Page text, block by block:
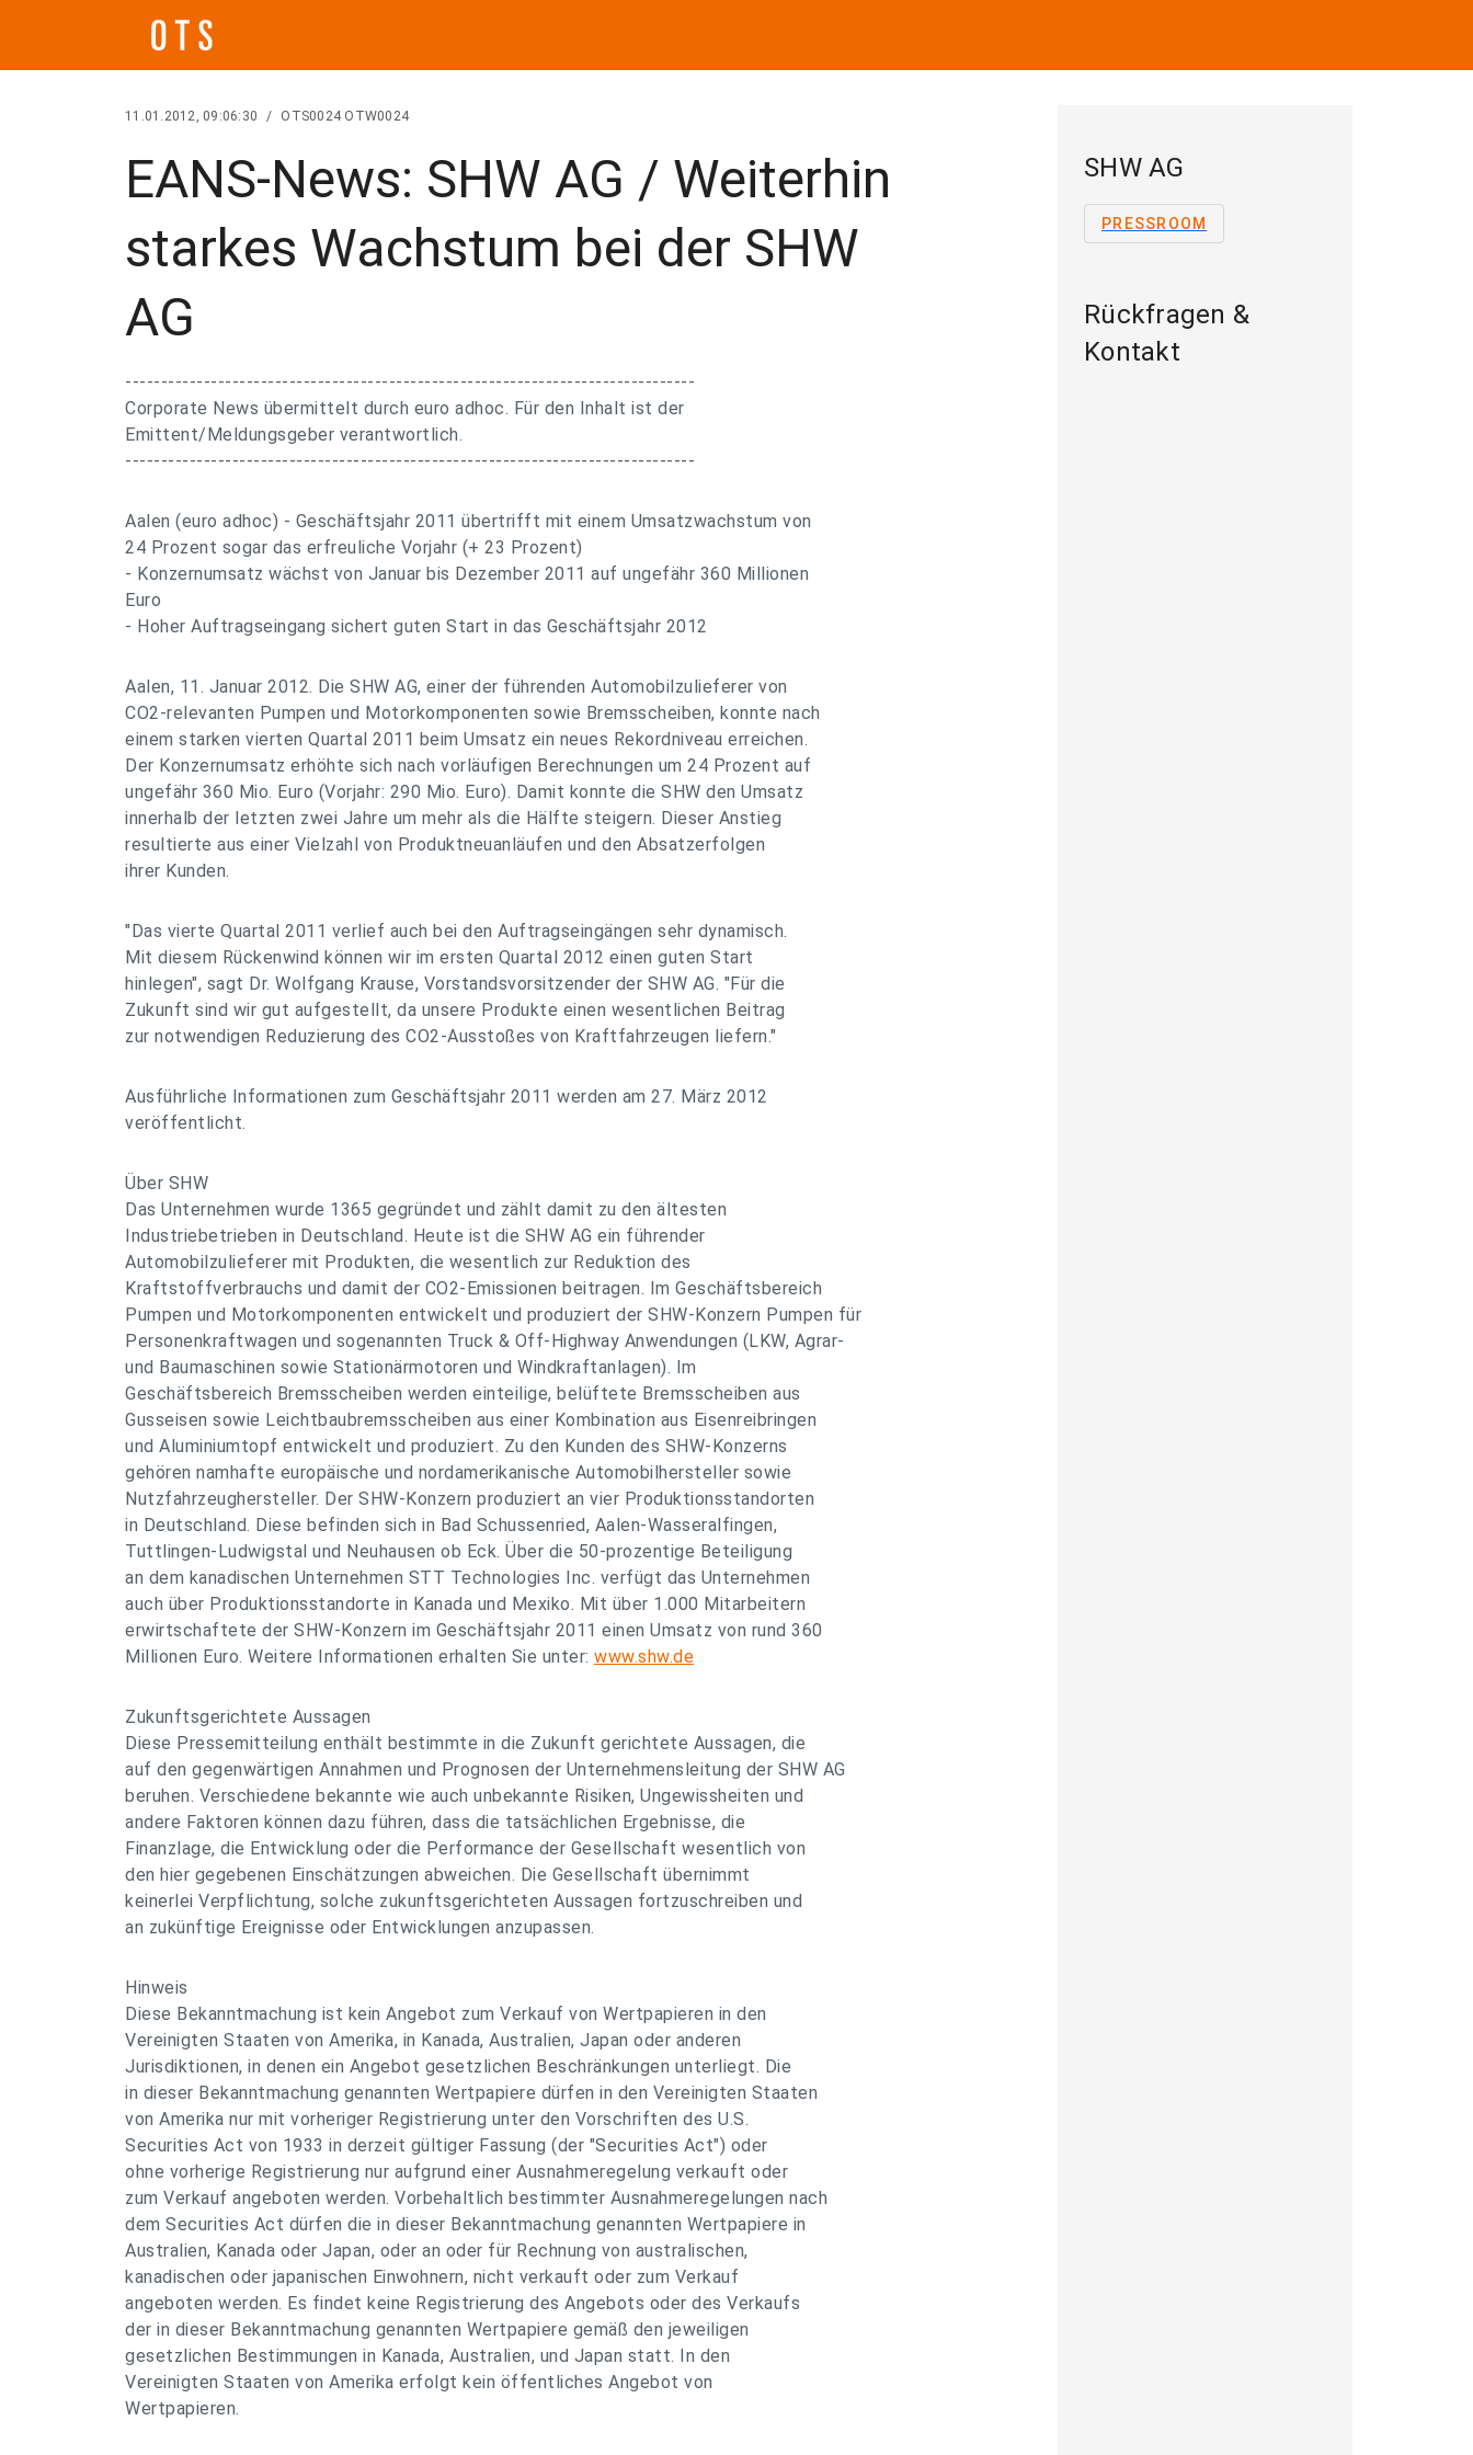
11.01.2012, 09:06:30 / OTS0024 OTW0024
EANS-News: SHW AG / Weiterhin
starkes Wachstum bei der SHW
AG
--------------------------------------------------------------------------------
Corporate News übermittelt durch euro adhoc. Für den Inhalt ist der
Emittent/Meldungsgeber verantwortlich.
--------------------------------------------------------------------------------
Aalen (euro adhoc) - Geschäftsjahr 2011 übertrifft mit einem Umsatzwachstum von
24 Prozent sogar das erfreuliche Vorjahr (+ 23 Prozent)
- Konzernumsatz wächst von Januar bis Dezember 2011 auf ungefähr 360 Millionen
Euro
- Hoher Auftragseingang sichert guten Start in das Geschäftsjahr 2012
Aalen, 11. Januar 2012. Die SHW AG, einer der führenden Automobilzulieferer von
CO2-relevanten Pumpen und Motorkomponenten sowie Bremsscheiben, konnte nach
einem starken vierten Quartal 2011 beim Umsatz ein neues Rekordniveau erreichen.
Der Konzernumsatz erhöhte sich nach vorläufigen Berechnungen um 24 Prozent auf
ungefähr 360 Mio. Euro (Vorjahr: 290 Mio. Euro). Damit konnte die SHW den Umsatz
innerhalb der letzten zwei Jahre um mehr als die Hälfte steigern. Dieser Anstieg
resultierte aus einer Vielzahl von Produktneuanläufen und den Absatzerfolgen
ihrer Kunden.
"Das vierte Quartal 2011 verlief auch bei den Auftragseingängen sehr dynamisch.
Mit diesem Rückenwind können wir im ersten Quartal 2012 einen guten Start
hinlegen", sagt Dr. Wolfgang Krause, Vorstandsvorsitzender der SHW AG. "Für die
Zukunft sind wir gut aufgestellt, da unsere Produkte einen wesentlichen Beitrag
zur notwendigen Reduzierung des CO2-Ausstoßes von Kraftfahrzeugen liefern."
Ausführliche Informationen zum Geschäftsjahr 2011 werden am 27. März 2012
veröffentlicht.
Über SHW
Das Unternehmen wurde 1365 gegründet und zählt damit zu den ältesten
Industriebetrieben in Deutschland. Heute ist die SHW AG ein führender
Automobilzulieferer mit Produkten, die wesentlich zur Reduktion des
Kraftstoffverbrauchs und damit der CO2-Emissionen beitragen. Im Geschäftsbereich
Pumpen und Motorkomponenten entwickelt und produziert der SHW-Konzern Pumpen für
Personenkraftwagen und sogenannten Truck & Off-Highway Anwendungen (LKW, Agrar-
und Baumaschinen sowie Stationärmotoren und Windkraftanlagen). Im
Geschäftsbereich Bremsscheiben werden einteilige, belüftete Bremsscheiben aus
Gusseisen sowie Leichtbaubremsscheiben aus einer Kombination aus Eisenreibringen
und Aluminiumtopf entwickelt und produziert. Zu den Kunden des SHW-Konzerns
gehören namhafte europäische und nordamerikanische Automobilhersteller sowie
Nutzfahrzeughersteller. Der SHW-Konzern produziert an vier Produktionsstandorten
in Deutschland. Diese befinden sich in Bad Schussenried, Aalen-Wasseralfingen,
Tuttlingen-Ludwigstal und Neuhausen ob Eck. Über die 50-prozentige Beteiligung
an dem kanadischen Unternehmen STT Technologies Inc. verfügt das Unternehmen
auch über Produktionsstandorte in Kanada und Mexiko. Mit über 1.000 Mitarbeitern
erwirtschaftete der SHW-Konzern im Geschäftsjahr 2011 einen Umsatz von rund 360
Millionen Euro. Weitere Informationen erhalten Sie unter: www.shw.de
Zukunftsgerichtete Aussagen
Diese Pressemitteilung enthält bestimmte in die Zukunft gerichtete Aussagen, die
auf den gegenwärtigen Annahmen und Prognosen der Unternehmensleitung der SHW AG
beruhen. Verschiedene bekannte wie auch unbekannte Risiken, Ungewissheiten und
andere Faktoren können dazu führen, dass die tatsächlichen Ergebnisse, die
Finanzlage, die Entwicklung oder die Performance der Gesellschaft wesentlich von
den hier gegebenen Einschätzungen abweichen. Die Gesellschaft übernimmt
keinerlei Verpflichtung, solche zukunftsgerichteten Aussagen fortzuschreiben und
an zukünftige Ereignisse oder Entwicklungen anzupassen.
Hinweis
Diese Bekanntmachung ist kein Angebot zum Verkauf von Wertpapieren in den
Vereinigten Staaten von Amerika, in Kanada, Australien, Japan oder anderen
Jurisdiktionen, in denen ein Angebot gesetzlichen Beschränkungen unterliegt. Die
in dieser Bekanntmachung genannten Wertpapiere dürfen in den Vereinigten Staaten
von Amerika nur mit vorheriger Registrierung unter den Vorschriften des U.S.
Securities Act von 1933 in derzeit gültiger Fassung (der "Securities Act") oder
ohne vorherige Registrierung nur aufgrund einer Ausnahmeregelung verkauft oder
zum Verkauf angeboten werden. Vorbehaltlich bestimmter Ausnahmeregelungen nach
dem Securities Act dürfen die in dieser Bekanntmachung genannten Wertpapiere in
Australien, Kanada oder Japan, oder an oder für Rechnung von australischen,
kanadischen oder japanischen Einwohnern, nicht verkauft oder zum Verkauf
angeboten werden. Es findet keine Registrierung des Angebots oder des Verkaufs
der in dieser Bekanntmachung genannten Wertpapiere gemäß den jeweiligen
gesetzlichen Bestimmungen in Kanada, Australien, und Japan statt. In den
Vereinigten Staaten von Amerika erfolgt kein öffentliches Angebot von
Wertpapieren.
SHW AG
PRESSROOM
Rückfragen &
Kontakt